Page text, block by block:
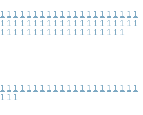
1 1 1 1 1 1 1 1 1 1 1 1 1 1 1 1 1 1 1 1 1
1 1 1 1 1 1 1 1 1 1 1 1 1 1 1 1 1 1 1 1 1
1 1 1 1 1 1 1 1 1 1 1 1 1 1 1 1 1 1 1
1 1 1 1 1 1 1 1 1 1 1 1 1 1 1 1 1 1 1 1 1
1 1 1